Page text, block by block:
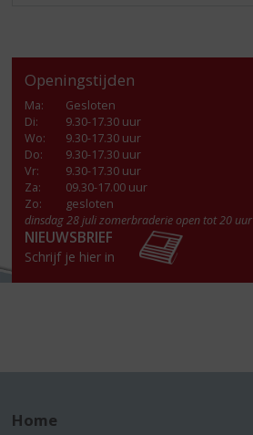
Openingstijden
Ma:
Gesloten
Di:
9.30-17.30 uur
Wo:
9.30-17.30 uur
Do:
9.30-17.30 uur
Vr:
9.30-17.30 uur
Za:
09.30-17.00 uur
Zo:
gesloten
dinsdag 28 juli zomerbraderie open tot 20 uur
NIEUWSBRIEF
Schrijf je hier in
Home